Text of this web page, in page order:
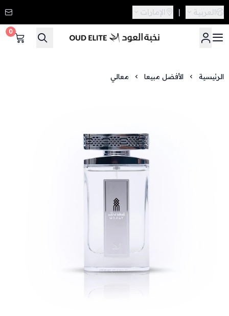
العربية | الإمارات
نخبة العود
0
الرئيسية الأفضل مبيعا معالي